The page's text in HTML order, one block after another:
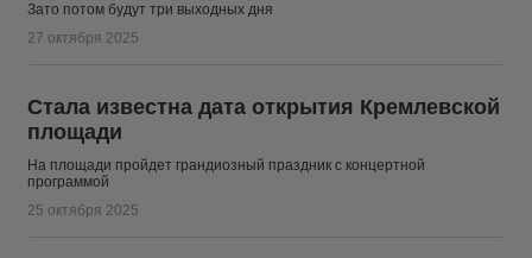
Зато потом будут три выходных дня
27 октября 2025
Стала известна дата открытия Кремлевской
площади
На площади пройдет грандиозный праздник с концертной
программой
25 октября 2025